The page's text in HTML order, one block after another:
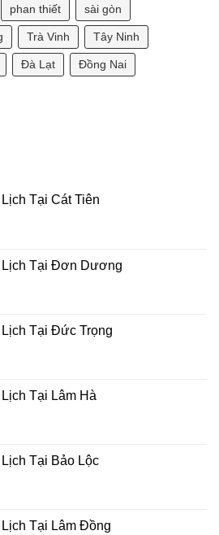
phan thiết sài gòn
Trà Vinh Tây Ninh
Đà Lạt Đồng Nai
Tại Cát Tiên
Lịch Tại Đơn Dương
Tại Đức Trọng
Tại Lâm Hà
Tại Bảo Lộc
Tại Lâm Đồng